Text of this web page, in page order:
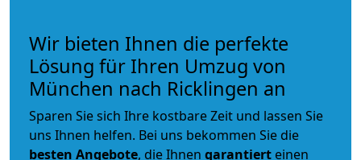
Wir bieten Ihnen die perfekte
Lösung für Ihren Umzug von
München nach Ricklingen an
Sparen Sie sich Ihre kostbare Zeit und lassen Sie
uns Ihnen helfen. Bei uns bekommen Sie die
besten Angebote, die Ihnen garantiert einen